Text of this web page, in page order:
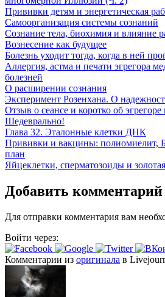
Прививки детям и энергетическая
Самоорганизация системы сознаний
Сознание тела, биохимия и влияние
Вознесение как будущее
Болезнь уходит тогда, когда в ней
Аллергия, астма и печати эгрегора
болезней
О расширении сознания
Эксперимент Розенхана. О
Отзыв о сеансе и коротко об
Шедеврально!
Глава 32. Эталонные клетки ДНК
Прививки и вакцины: полиомиелит,
план
Яйцеклетки, сперматозоиды и
Добавить комментарий
Для отправки комментария вам
Войти через:
Комментарии из оригинала в